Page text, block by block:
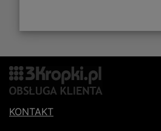
KONTAKT